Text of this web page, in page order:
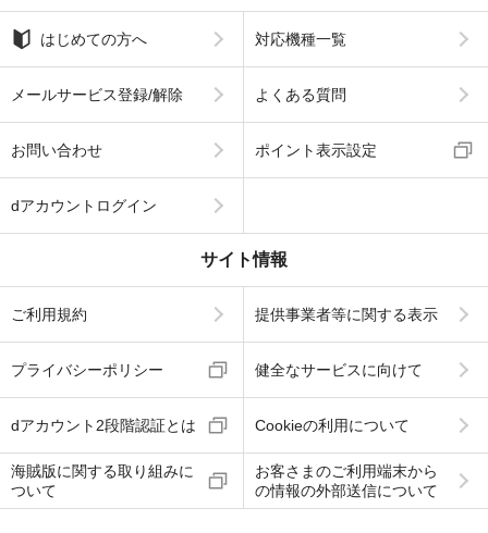
はじめての方へ 対応機種一覧
メールサービス登録/解除 よくある質問
お問い合わせ ポイント表示設定
dアカウントログイン
サイト情報
ご利用規約 提供事業者等に関する表示
プライバシーポリシー 健全なサービスに向けて
dアカウント2段階認証とは Cookieの利用について
海賊版に関する取り組みに
ついて
お客さまのご利用端末から
の情報の外部送信について